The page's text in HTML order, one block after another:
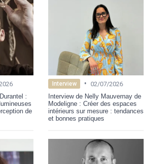
:
de
Interview • 02/07/2026
Interview de Nelly Mauvernay de
Modeligne : Créer des espaces
intérieurs sur mesure : tendances
et bonnes pratiques